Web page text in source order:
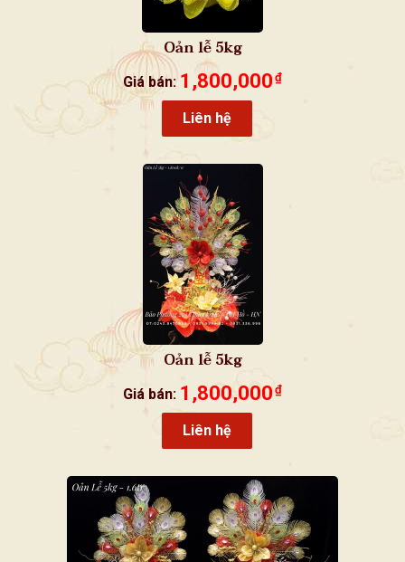
Oản lễ 5kg
Giá bán: 1,800,000 ₫
Liên hệ
Oản lễ 5kg
Giá bán: 1,800,000 ₫
Liên hệ